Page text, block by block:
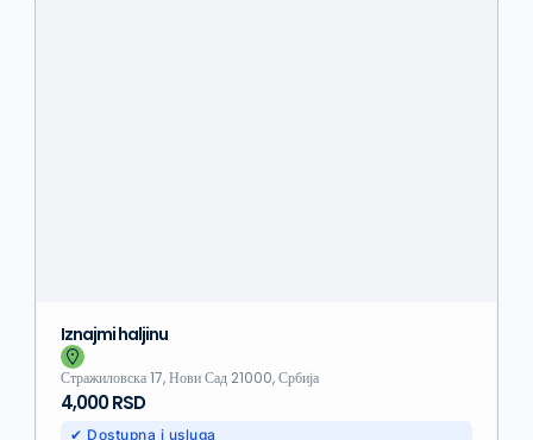
Iznajmi haljinu
Стражиловска 17, Нови Сад 21000, Србија
4,000 RSD
✔ Dostupna i usluga